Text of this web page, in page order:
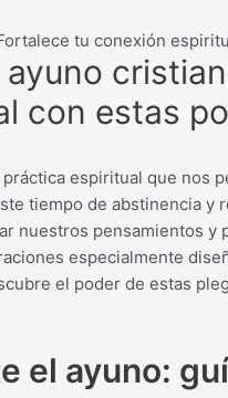
tu conexión
con estas
espiritual que nos
tiempo de abstinencia
nuestros pensamientos y
especialmente
el poder de estas
el ayuno: